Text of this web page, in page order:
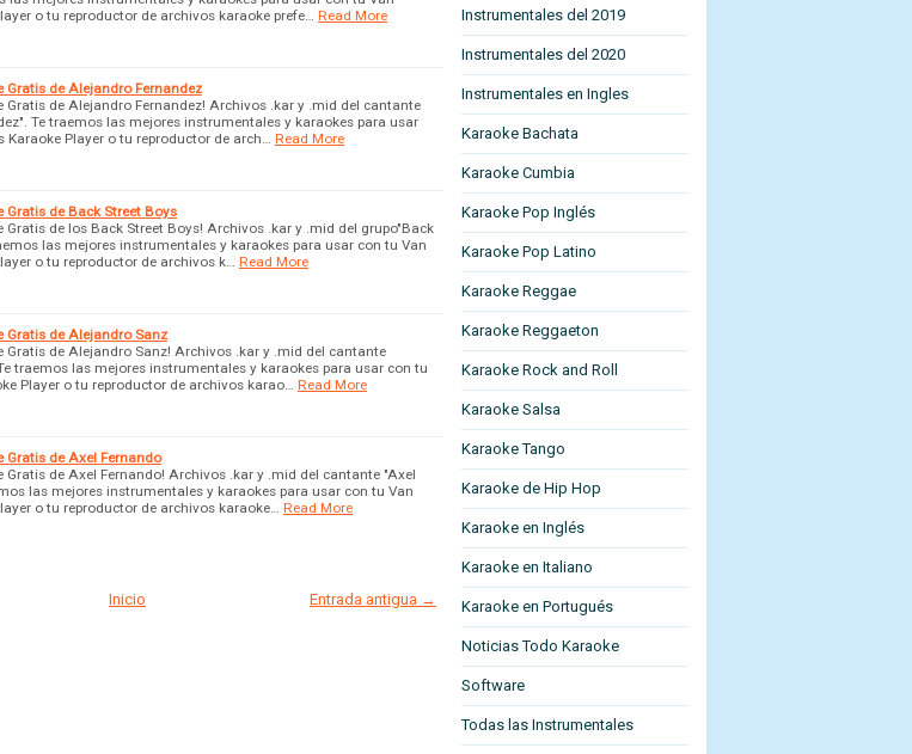
o tu reproductor de archivos karaoke prefe…
Read More
Gratis de Alejandro Fernandez
Gratis de Alejandro Fernandez! Archivos .kar y .mid del cantante
Te traemos las mejores instrumentales y karaokes para usar
Karaoke Player o tu reproductor de arch…
Read More
Gratis de Back Street Boys
Gratis de los Back Street Boys! Archivos .kar y .mid del grupo"Back
las mejores instrumentales y karaokes para usar con tu Van
o tu reproductor de archivos k…
Read More
Gratis de Alejandro Sanz
Gratis de Alejandro Sanz! Archivos .kar y .mid del cantante
traemos las mejores instrumentales y karaokes para usar con tu
Player o tu reproductor de archivos karao…
Read More
Gratis de Axel Fernando
Gratis de Axel Fernando! Archivos .kar y .mid del cantante "Axel
las mejores instrumentales y karaokes para usar con tu Van
o tu reproductor de archivos karaoke…
Read More
Entrada antigua →
Inicio
Instrumentales del 2019
Instrumentales del 2020
Instrumentales en Ingles
Karaoke Bachata
Karaoke Cumbia
Karaoke Pop Inglés
Karaoke Pop Latino
Karaoke Reggae
Karaoke Reggaeton
Karaoke Rock and Roll
Karaoke Salsa
Karaoke Tango
Karaoke de Hip Hop
Karaoke en Inglés
Karaoke en Italiano
Karaoke en Portugués
Noticias Todo Karaoke
Software
Todas las Instrumentales